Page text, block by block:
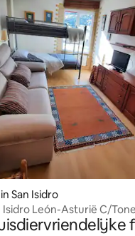
San Isidro
Isidro León-Asturië C/